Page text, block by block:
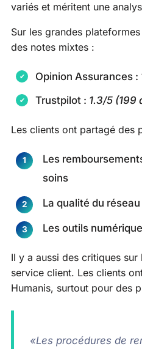
variés et méritent une
Sur les grandes
des notes mixtes :
Opinion Assurances :
Trustpilot : 1.3/5 (199
Les clients ont partagé des
Les
soins
La qualité du
Les outils
Il y a aussi des critiques
service client. Les clients
Humanis, surtout pour des
«Les procédures de